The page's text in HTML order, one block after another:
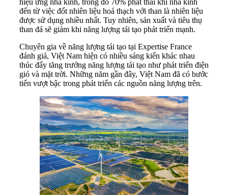
đến từ việc đốt nhiên liệu hoá thạch với than là nhiên liệu
được sử dụng nhiều nhất. Tuy nhiên, sản xuất và tiêu thụ
than đá sẽ giảm khi năng lượng tái tạo phát triển mạnh.
Chuyên gia về năng lượng tái tạo tại Expertise France
đánh giá, Việt Nam hiện có nhiều sáng kiến khác nhau
thúc đẩy tăng trưởng năng lượng tái tạo như phát triển điện
gió và mặt trời. Những năm gần đây, Việt Nam đã có bước
tiến vượt bậc trong phát triển các nguồn năng lượng trên.